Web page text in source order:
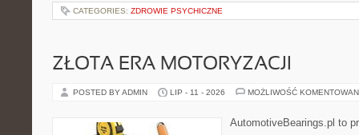
CATEGORIES: ZDROWIE PSYCHICZNE
ZŁOTA ERA MOTORYZACJI
POSTED BY ADMIN LIP - 11 - 2026 MOŻLIWOŚĆ
AutomotiveBearings.pl to